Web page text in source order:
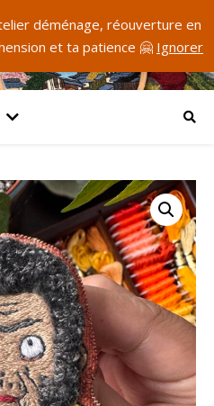
déménage, réouverture en
et ta patience 🤗 Ignorer